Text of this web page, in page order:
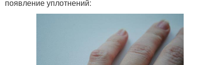
появление уплотнений: